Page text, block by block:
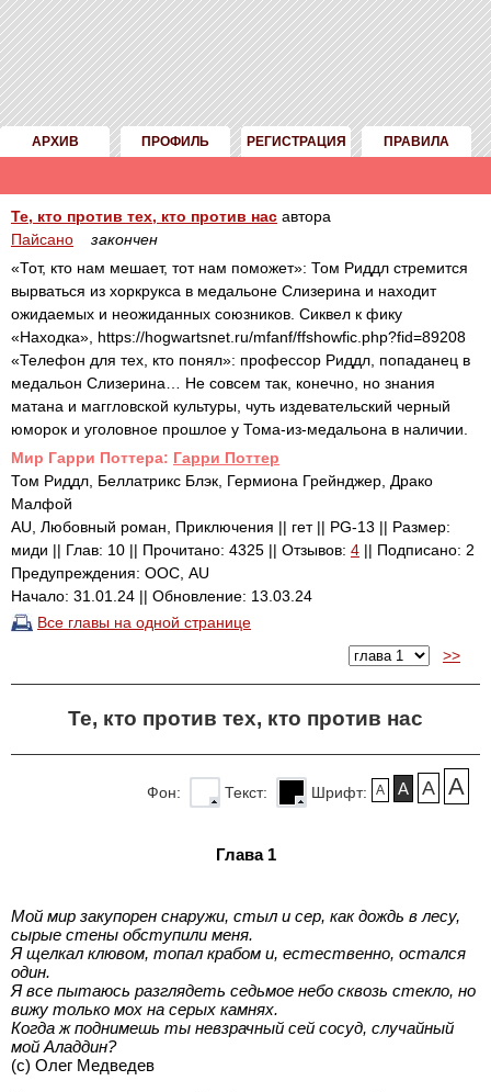
АРХИВ ПРОФИЛЬ РЕГИСТРАЦИЯ ПРАВИЛА
Те, кто против тех, кто против нас автора
Пайсано
закончен
«Тот, кто нам мешает, тот нам поможет»: Том Риддл стремится
вырваться из хоркрукса в медальоне Слизерина и находит
ожидаемых и неожиданных союзников. Сиквел к фику
«Находка», https://hogwartsnet.ru/mfanf/ffshowfic.php?fid=89208
«Телефон для тех, кто понял»: профессор Риддл, попаданец в
медальон Слизерина… Не совсем так, конечно, но знания
матана и маггловской культуры, чуть издевательский черный
юморок и уголовное прошлое у Тома-из-медальона в наличии.
Mир Гарри Поттера: Гарри Поттер
Том Риддл, Беллатрикс Блэк, Гермиона Грейнджер, Драко
Малфой
AU, Любовный роман, Приключения || гет || PG-13 || Размер:
миди || Глав: 10 || Прочитано: 4325 || Отзывов: 4 || Подписано: 2
Предупреждения: ООС, AU
Начало: 31.01.24 || Обновление: 13.03.24
Все главы на одной странице
>>
Те, кто против тех, кто против нас
A A A A
Шрифт:
Текст:
Фон:
Глава 1
Мой мир закупорен снаружи, стыл и сер, как дождь в лесу,
сырые стены обступили меня.
Я щелкал клювом, топал крабом и, естественно, остался
один.
Я все пытаюсь разглядеть седьмое небо сквозь стекло, но
вижу только мох на серых камнях.
Когда ж поднимешь ты невзрачный сей сосуд, случайный
мой Аладдин?
(с) Олег Медведев